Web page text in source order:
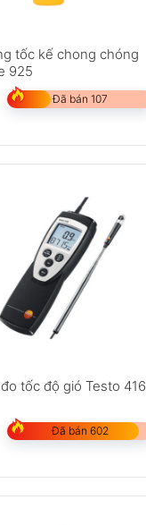
tốc kế chong chóng
925
Đã bán 107
tốc độ gió Testo 416
Đã bán 602